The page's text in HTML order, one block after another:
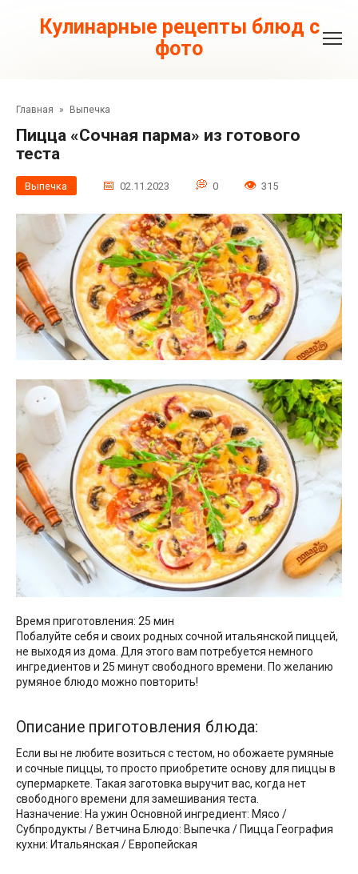
контентуКулинарные рецепты блюд с
фото
Главная » Выпечка
Пицца «Сочная парма» из готового
теста
Выпечка 02.11.2023 0 315
Время приготовления: 25 мин
Побалуйте себя и своих родных сочной итальянской пиццей,
не выходя из дома. Для этого вам потребуется немного
ингредиентов и 25 минут свободного времени. По желанию
румяное блюдо можно повторить!
Описание приготовления блюда:
Если вы не любите возиться с тестом, но обожаете румяные
и сочные пиццы, то просто приобретите основу для пиццы в
супермаркете. Такая заготовка выручит вас, когда нет
свободного времени для замешивания теста.
Назначение: На ужин Основной ингредиент: Мясо /
Субпродукты / Ветчина Блюдо: Выпечка / Пицца География
кухни: Итальянская / Европейская